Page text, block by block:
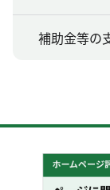
補助金等の